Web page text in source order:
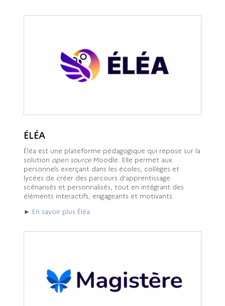
ÉLÉA
Éléa est une plateforme pédagogique qui repose sur la
solution open source Moodle. Elle permet aux
personnels exerçant dans les écoles, collèges et
lycées de créer des parcours d’apprentissage
scénarisés et personnalisés, tout en intégrant des
éléments interactifs, engageants et motivants.
► En savoir plus Éléa